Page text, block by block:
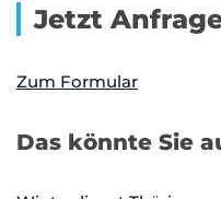
Jetzt
Zum Formular
Das könnte Sie